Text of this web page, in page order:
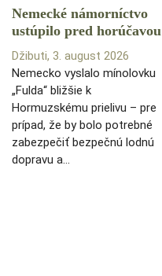
Nemecké námorníctvo
ustúpilo pred horúčavou
Džibuti, 3. august 2026
Nemecko vyslalo mínolovku
„Fulda“ bližšie k
Hormuzskému prielivu – pre
prípad, že by bolo potrebné
zabezpečiť bezpečnú lodnú
dopravu a…